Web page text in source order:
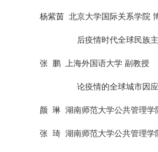
杨紫茵 北京大学国际关系学院
后疫情时代全球民族
张 鹏 上海外国语大学 副教授
论疫情的全球城市因
颜 琳 湖南师范大学公共管理学
张 琦 湖南师范大学公共管理学